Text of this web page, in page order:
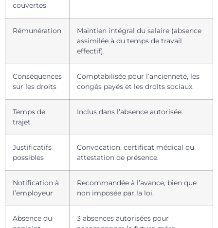
couvertes
Rémunération
Maintien intégral du salaire (absence
assimilée à du temps de travail
effectif).
Conséquences
sur les droits
Comptabilisée pour l’ancienneté, les
congés payés et les droits sociaux.
Temps de
trajet
Inclus dans l’absence autorisée.
Justificatifs
possibles
Convocation, certificat médical ou
attestation de présence.
Notification à
l’employeur
Recommandée à l’avance, bien que
non imposée par la loi.
Absence du
3 absences autorisées pour